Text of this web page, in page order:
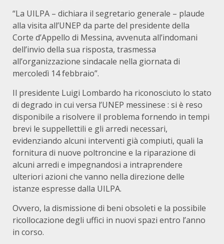
“La UILPA – dichiara il segretario generale – plaude
alla visita all’UNEP da parte del presidente della
Corte d’Appello di Messina, avvenuta all’indomani
dell’invio della sua risposta, trasmessa
all’organizzazione sindacale nella giornata di
mercoledì 14 febbraio”.
Il presidente Luigi Lombardo ha riconosciuto lo stato
di degrado in cui versa l’UNEP messinese : si è reso
disponibile a risolvere il problema fornendo in tempi
brevi le suppellettili e gli arredi necessari,
evidenziando alcuni interventi già compiuti, quali la
fornitura di nuove poltroncine e la riparazione di
alcuni arredi e impegnandosi a intraprendere
ulteriori azioni che vanno nella direzione delle
istanze espresse dalla UILPA.
Ovvero, la dismissione di beni obsoleti e la possibile
ricollocazione degli uffici in nuovi spazi entro l’anno
in corso.